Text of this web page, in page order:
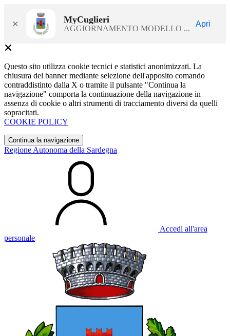
× MyCuglieri
AGGIORNAMENTO MODELLO ...
Apri
Questo sito utilizza cookie tecnici e statistici anonimizzati. La
chiusura del banner mediante selezione dell'apposito comando
contraddistinto dalla X o tramite il pulsante "Continua la
navigazione" comporta la continuazione della navigazione in
assenza di cookie o altri strumenti di tracciamento diversi da quelli
sopracitati.
COOKIE POLICY
Continua la navigazione
Regione Autonoma della Sardegna
Accedi all'area
personale